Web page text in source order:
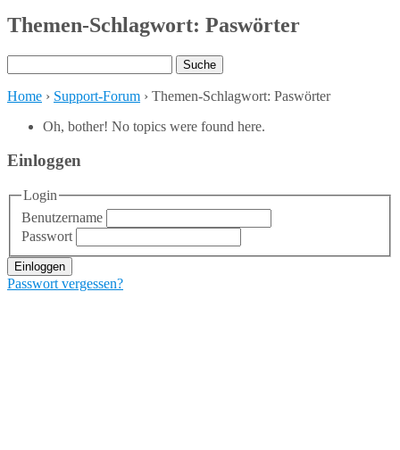
Themen-Schlagwort: Paswörter
nach:
Home › Support-Forum › Themen-Schlagwort: Paswörter
Oh, bother! No topics were found here.
Einloggen
Login
Benutzername
Passwort
Einloggen
Passwort vergessen?